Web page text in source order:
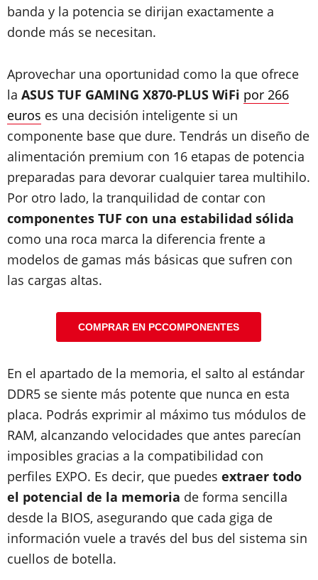
banda y la potencia se dirijan exactamente a
donde más se necesitan.
Aprovechar una oportunidad como la que ofrece
la ASUS TUF GAMING X870-PLUS WiFi por 266
euros es una decisión inteligente si un
componente base que dure. Tendrás un diseño de
alimentación premium con 16 etapas de potencia
preparadas para devorar cualquier tarea multihilo.
Por otro lado, la tranquilidad de contar con
componentes TUF con una estabilidad sólida
como una roca marca la diferencia frente a
modelos de gamas más básicas que sufren con
las cargas altas.
COMPRAR EN PCCOMPONENTES
En el apartado de la memoria, el salto al estándar
DDR5 se siente más potente que nunca en esta
placa. Podrás exprimir al máximo tus módulos de
RAM, alcanzando velocidades que antes parecían
imposibles gracias a la compatibilidad con
perfiles EXPO. Es decir, que puedes extraer todo
el potencial de la memoria de forma sencilla
desde la BIOS, asegurando que cada giga de
información vuele a través del bus del sistema sin
cuellos de botella.